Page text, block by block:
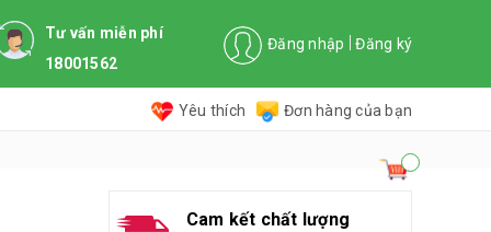
Đăng nhập Đăng ký
Tư vấn miễn phí
18001562
Yêu thích Đơn hàng của bạn
Cam kết chất lượng